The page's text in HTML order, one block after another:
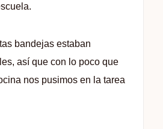
bandejas estaban
así que con lo poco que
nos pusimos en la tarea